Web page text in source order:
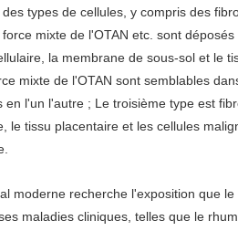
types de cellules, y compris des
mixte de l'OTAN etc. sont
la membrane de sous-sol et le
mixte de l'OTAN sont semblables
l'un l'autre ; Le troisième type est
le tissu placentaire et les cellules
moderne recherche l'exposition que
maladies cliniques, telles que le